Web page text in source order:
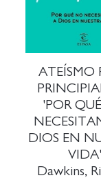
ATEÍSMO
'POR
DIOS EN
VIDA'
Dawkins,